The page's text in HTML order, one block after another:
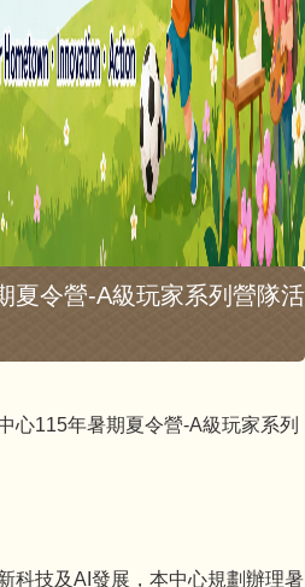
夏令營-A級玩家系列營隊活
心115年暑期夏令營-A級玩家系列
科技及AI發展，本中心規劃辦理暑